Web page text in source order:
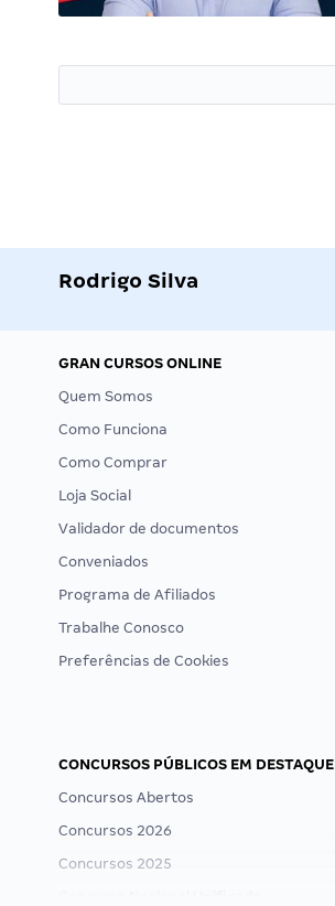
Rodrigo Silva
GRAN CURSOS ONLINE
Quem Somos
Como Funciona
Como Comprar
Loja Social
Validador de documentos
Conveniados
Programa de Afiliados
Trabalhe Conosco
Preferências de Cookies
CONCURSOS PÚBLICOS EM DESTAQUE
Concursos Abertos
Concursos 2026
Concursos 2025